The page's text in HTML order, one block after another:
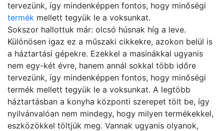
tervezünk, így mindenképpen fontos, hogy minőségi
termék mellett tegyük le a voksunkat.
Sokszor hallottuk már: olcsó húsnak híg a leve.
Különösen igaz ez a műszaki cikkekre, azokon belül is
a háztartási gépekre. Ezekkel a masinákkal ugyanis
nem egy-két évre, hanem annál sokkal több időre
tervezünk, így mindenképpen fontos, hogy minőségi
termék mellett tegyük le a voksunkat. A legtöbb
háztartásban a konyha központi szerepet tölt be, így
nyilvánvalóan nem mindegy, hogy milyen termékekkel,
eszközökkel töltjük meg. Vannak ugyanis olyanok,